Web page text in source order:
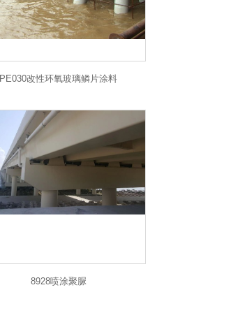
PE030改性环氧玻璃鳞片涂料
8928喷涂聚脲